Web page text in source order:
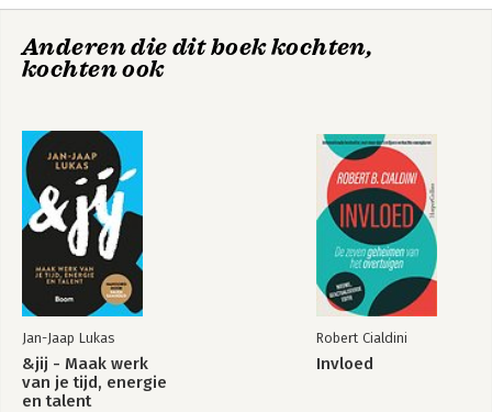
Druk zijn is een
keuze
Bekijk alle boeken
Implementeren van succesgewoontes
Dealen met gedachtes
Over de auteur
Hoe nu verder?
Inspiratie
Hulp nodig?
Anderen die dit boek kochten,
kochten ook
Jan-Jaap Lukas
&jij - Maak werk
van je tijd, energie
en talent
Robert Cialdini
Invloed